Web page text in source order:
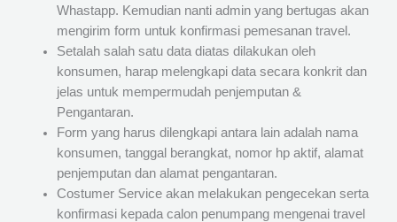
Whastapp. Kemudian nanti admin yang bertugas akan
mengirim form untuk konfirmasi pemesanan travel.
Setalah salah satu data diatas dilakukan oleh
konsumen, harap melengkapi data secara konkrit dan
jelas untuk mempermudah penjemputan &
Pengantaran.
Form yang harus dilengkapi antara lain adalah nama
konsumen, tanggal berangkat, nomor hp aktif, alamat
penjemputan dan alamat pengantaran.
Costumer Service akan melakukan pengecekan serta
konfirmasi kepada calon penumpang mengenai travel